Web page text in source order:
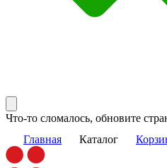
Что-то сломалось, обновите
Главная Каталог